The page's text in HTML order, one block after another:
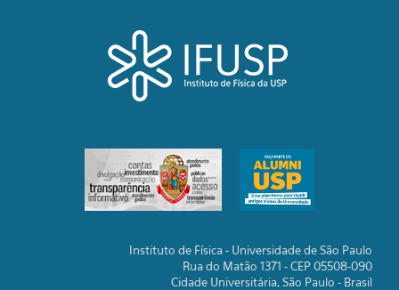
Instituto de Física - Universidade de São Paulo
Rua do Matão 1371 - CEP 05508-090
Cidade Universitária, São Paulo - Brasil